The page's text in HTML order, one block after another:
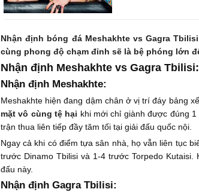
Nhận định bóng đá Meshakhte vs Gagra
cùng phong độ chạm đỉnh sẽ là bệ phóng lớn
Nhận định Meshakhte vs Gagra Tbilisi:
Nhận định Meshakhte:
Meshakhte hiện đang dậm chân ở vị trí đáy bảng
mặt vô cùng tệ hại khi mới chỉ giành được đúng
trận thua liên tiếp đầy tăm tối tại giải đấu quốc nội.
Ngay cả khi có điểm tựa sân nhà, họ vẫn liên tục
trước Dinamo Tbilisi và 1-4 trước Torpedo
đấu này.
Nhận định Gagra Tbilisi: